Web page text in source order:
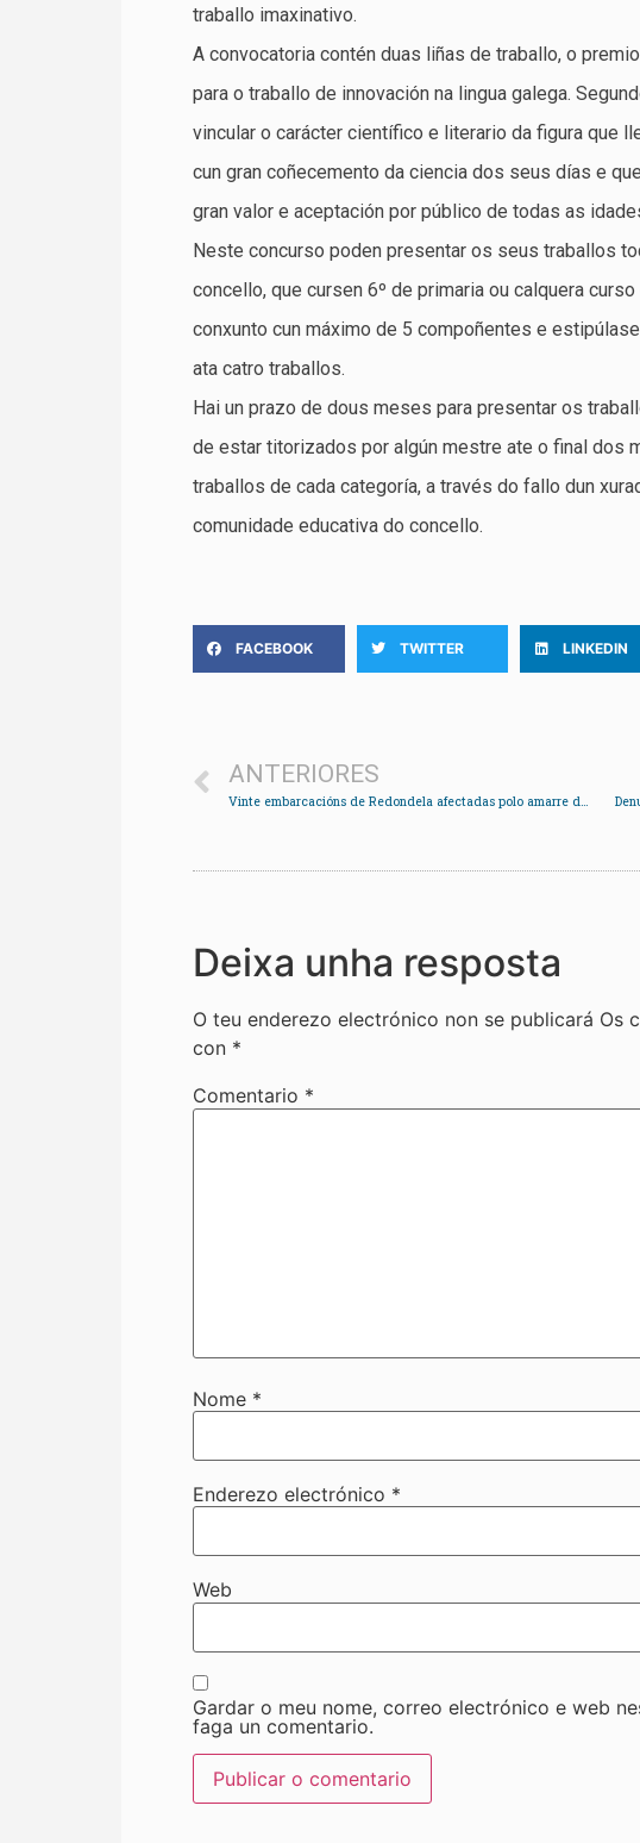
traballo imaxinativo.
A convocatoria contén duas liñas de traballo, o
para o traballo de innovación na lingua galega.
vincular o carácter científico e literario da figura que
cun gran coñecemento da ciencia dos seus días e
gran valor e aceptación por público de todas as
Neste concurso poden presentar os seus traballos
concello, que cursen 6º de primaria ou calquera
conxunto cun máximo de 5 compoñentes e
ata catro traballos.
Hai un prazo de dous meses para presentar os
de estar titorizados por algún mestre ate o final dos
traballos de cada categoría, a través do fallo dun
comunidade educativa do concello.
FACEBOOK TWITTER LINKEDIN
ANTERIORES
Vinte embarcacións de Redondela afectadas polo amarre da flota de cerco
Deixa unha resposta
O teu enderezo electrónico non se publicará Os
con *
Comentario *
Nome *
Enderezo electrónico *
Web
Gardar o meu nome, correo electrónico e web
faga un comentario.